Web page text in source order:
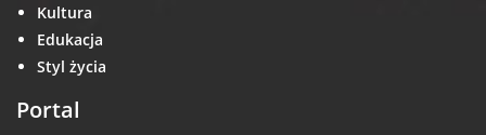
Kultura
Edukacja
Styl życia
Portal